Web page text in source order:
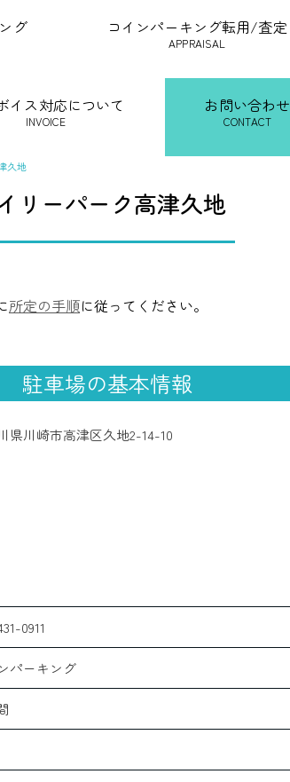
グ コインパーキング転用/査定
APPRAISAL
イス対応について
INVOICE
お問い合わせ
CONTACT
久地
リーパーク高津久地
所定の手順に従ってください。
駐車場の基本情報
県川崎市高津区久地2-14-10
0911
パーキング